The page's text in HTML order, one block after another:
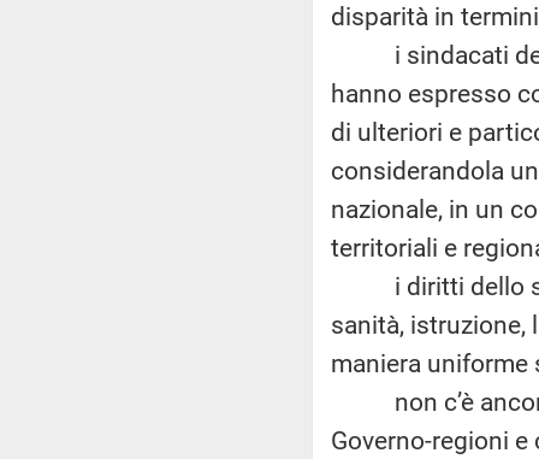
disparità in
i sindacati
hanno espresso
di ulteriori e
considerandola
nazionale, in un
territoriali e
i diritti dello
sanità, istruzione,
maniera uniforme
non c’è ancora
Governo-regioni